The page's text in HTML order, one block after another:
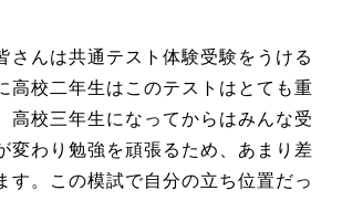
さんは共通テスト体験受験をうける
高校二年生はこのテストはとても重
高校三年生になってからはみんな受
変わり勉強を頑張るため、あまり差
す。この模試で自分の立ち位置だっ